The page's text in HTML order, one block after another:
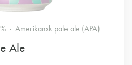
Amerikansk pale ale (APA)
Ale